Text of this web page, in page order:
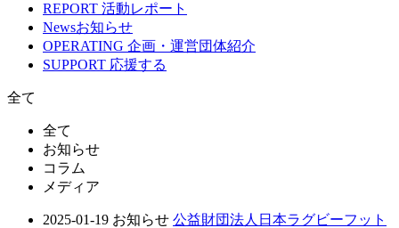
REPORT 活動レポート
Newsお知らせ
OPERATING 企画・運営団体紹介
SUPPORT 応援する
全て
全て
お知らせ
コラム
メディア
2025-01-19 お知らせ 公益財団法人日本ラグビーフット